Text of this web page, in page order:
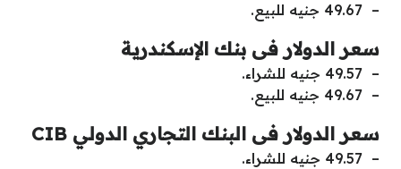
– 49.67 جنيه للبيع.
سعر الدولار فى بنك الإسكندرية
– 49.57 جنيه للشراء.
– 49.67 جنيه للبيع.
سعر الدولار فى البنك التجاري الدولي CIB
– 49.57 جنيه للشراء.